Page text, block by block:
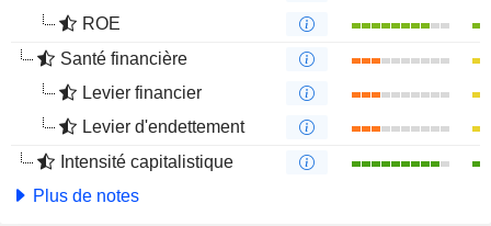
ROE
Santé financière
Levier financier
Levier d'endettement
Intensité capitalistique
Plus de notes